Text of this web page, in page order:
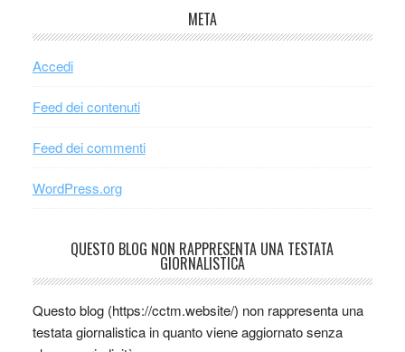
META
Accedi
Feed dei contenuti
Feed dei commenti
WordPress.org
QUESTO BLOG NON RAPPRESENTA UNA TESTATA
GIORNALISTICA
Questo blog (https://cctm.website/) non rappresenta una
testata giornalistica in quanto viene aggiornato senza